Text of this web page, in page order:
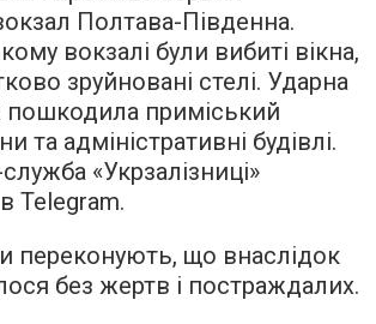
Полтава-Південна.
вокзалі були вибиті вікна,
зруйновані стелі. Ударна
пошкодила приміський
та адміністративні будівлі.
«Укрзалізниці»
Telegram.
переконують, що внаслідок
без жертв і постраждалих.